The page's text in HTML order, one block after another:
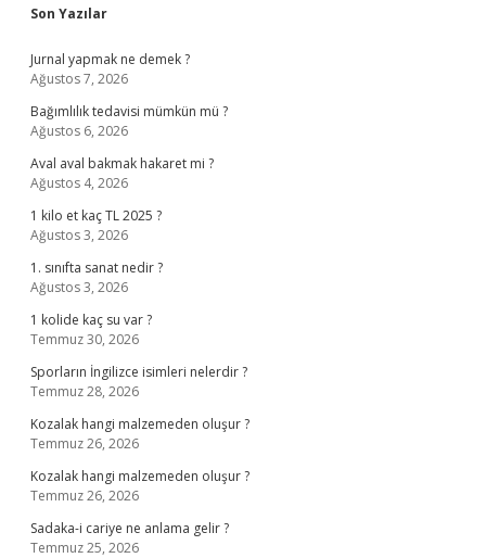
Sidebar
Son Yazılar
Jurnal yapmak ne demek ?
Ağustos 7, 2026
Bağımlılık tedavisi mümkün mü ?
Ağustos 6, 2026
Aval aval bakmak hakaret mi ?
Ağustos 4, 2026
1 kilo et kaç TL 2025 ?
Ağustos 3, 2026
1. sınıfta sanat nedir ?
Ağustos 3, 2026
1 kolide kaç su var ?
Temmuz 30, 2026
Sporların İngilizce isimleri nelerdir ?
Temmuz 28, 2026
Kozalak hangi malzemeden oluşur ?
Temmuz 26, 2026
Kozalak hangi malzemeden oluşur ?
Temmuz 26, 2026
Sadaka-i cariye ne anlama gelir ?
Temmuz 25, 2026